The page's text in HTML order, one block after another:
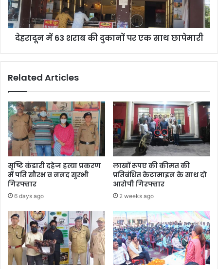
पर
एक
साथ
छापेमारी
देहरादून में 63 शराब की दुकानों पर एक साथ छापेमारी
Related Articles
सृष्टि कंडारी दहेज हत्या प्रकरण
में पति सौरभ व ननद सुरभी
गिरफ्तार
6 days ago
लाखों रूपए की कीमत की
प्रतिबंधित केटामाइन के साथ दो
आरोपी गिरफ्तार
2 weeks ago